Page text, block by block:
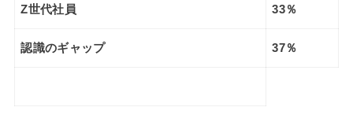
Z世代社員 33％
認識のギャップ 37％